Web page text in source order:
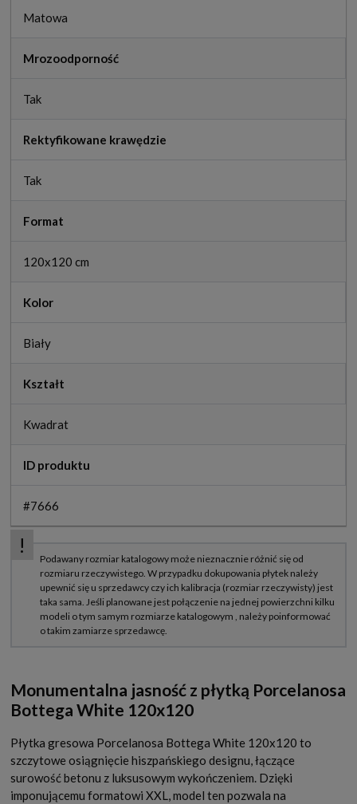
Matowa
Mrozoodporność
Tak
Rektyfikowane krawędzie
Tak
Format
120x120 cm
Kolor
Biały
Kształt
Kwadrat
ID produktu
#7666
Monumentalna jasność z płytką Porcelanosa
Bottega White 120x120
Płytka gresowa Porcelanosa Bottega White 120x120 to
szczytowe osiągnięcie hiszpańskiego designu, łączące
surowość betonu z luksusowym wykończeniem. Dzięki
imponującemu formatowi XXL, model ten pozwala na